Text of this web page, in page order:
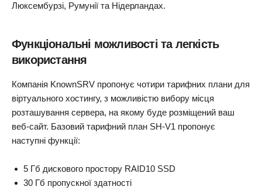
Люксембурзі, Румунії та Нідерландах.
Функціональні можливості та легкість
використання
Компанія KnownSRV пропонує чотири тарифних плани для
віртуального хостингу, з можливістю вибору місця
розташування сервера, на якому буде розміщений ваш
веб-сайт. Базовий тарифний план SH-V1 пропонує
наступні функції:
5 Гб дискового простору RAID10 SSD
30 Гб пропускної здатності